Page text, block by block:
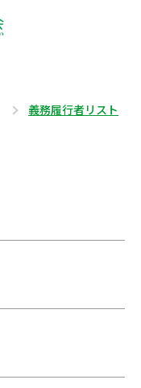
義務履行者リスト